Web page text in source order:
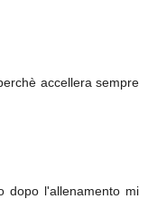
accellera sempre
dopo l'allenamento mi